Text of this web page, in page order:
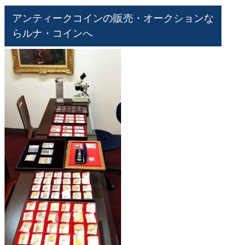
アンティークコインの販売・オークションな
らルナ・コインへ